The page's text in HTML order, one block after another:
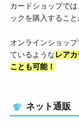
カードショップで
ックを購入すること
オンラインショッ
ているようなレア
ことも可能！
ネット通販